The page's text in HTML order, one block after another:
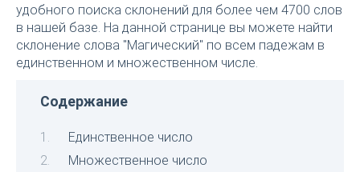
удобного поиска склонений для более чем 4700 слов
в нашей базе. На данной странице вы можете найти
склонение слова "Магический" по всем падежам в
единственном и множественном числе.
Содержание
Единственное число
Множественное число